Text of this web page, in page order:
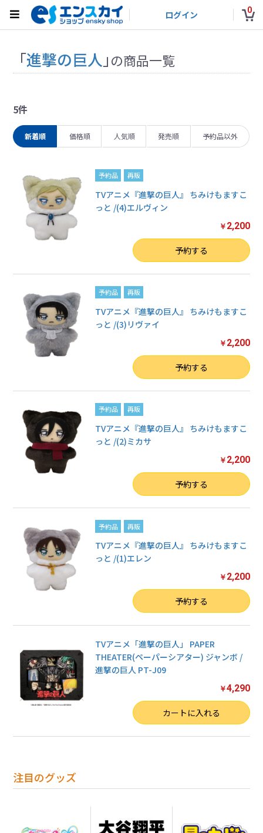
ログイン 0
注目のグッズ
「進撃の巨人 」の商品一覧
5件
新着順 価格順 人気順 発売順 予約品以外
予約品 再販
TVアニメ『進撃の巨人』 ちみけもますこ
っと /(4)エルヴィン
￥ 2,200
予約する
予約品 再販
TVアニメ『進撃の巨人』 ちみけもますこ
っと /(3)リヴァイ
￥ 2,200
予約する
予約品 再販
TVアニメ『進撃の巨人』 ちみけもますこ
っと /(2)ミカサ
￥ 2,200
予約する
予約品 再販
TVアニメ『進撃の巨人』 ちみけもますこ
っと /(1)エレン
￥ 2,200
予約する
TVアニメ「進撃の巨人」 PAPER
THEATER(ペーパーシアター) ジャンボ /
進撃の巨人 PT-J09
￥4,290
カートに入れる